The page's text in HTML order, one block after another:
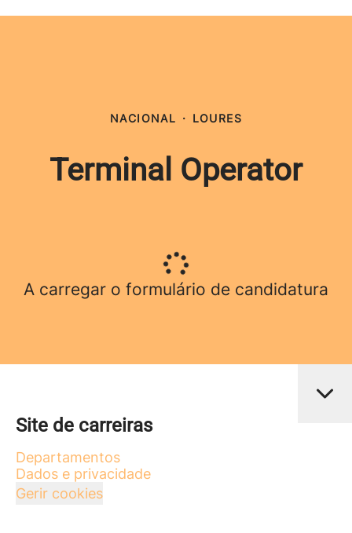
NACIONAL · LOURES
Terminal Operator
A carregar o formulário de candidatura
Site de carreiras
Departamentos
Dados e privacidade
Gerir cookies